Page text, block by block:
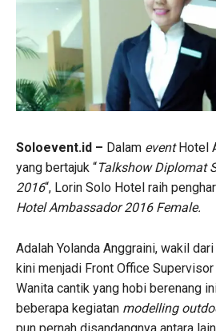
Soloevent.id – Dalam eventHotel
yang bertajuk “Talkshow Diplomat
2016“, Lorin Solo Hotel raih
Hotel Ambassador 2016 Female.
Adalah Yolanda Anggraini, wakil
kini menjadi Front Office
Wanita cantik yang hobi berenang
beberapa kegiatan modelling
pun pernah disandangnya antara